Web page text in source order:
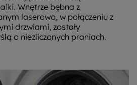
Wnętrze bębna z
laserowo, w połączeniu z
drzwiami, zostały
o niezliczonych praniach.